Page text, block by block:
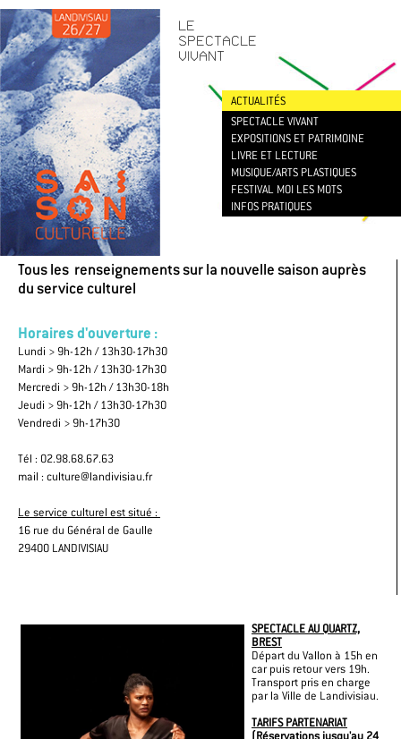
LE
SPECTACLE
VIVANT
ACTUALITÉS
SPECTACLE VIVANT
EXPOSITIONS ET PATRIMOINE
LIVRE ET LECTURE
MUSIQUE/ARTS PLASTIQUES
FESTIVAL MOI LES MOTS
INFOS PRATIQUES
Tous les renseignements sur la nouvelle saison auprès
du service culturel
Horaires d'ouverture :
Lundi > 9h-12h / 13h30-17h30
Mardi > 9h-12h / 13h30-17h30
Mercredi > 9h-12h / 13h30-18h
Jeudi > 9h-12h / 13h30-17h30
Vendredi > 9h-17h30
Tél : 02.98.68.67.63
mail : culture@landivisiau.fr
Le service culturel est situé :
16 rue du Général de Gaulle
29400 LANDIVISIAU
SPECTACLE AU QUARTZ,
BREST
Départ du Vallon à 15h en
car puis retour vers 19h.
Transport pris en charge
par la Ville de Landivisiau.
TARIFS PARTENARIAT
(Réservations jusqu'au 24